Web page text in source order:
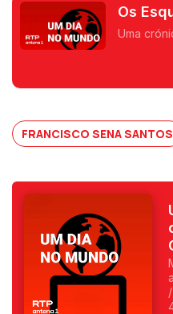
Os
Uma
FRANCISCO SENA SANTOS
/